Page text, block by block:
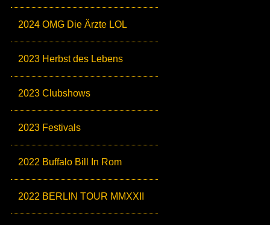
2024 OMG Die Ärzte LOL
2023 Herbst des Lebens
2023 Clubshows
2023 Festivals
2022 Buffalo Bill In Rom
2022 BERLIN TOUR MMXXII